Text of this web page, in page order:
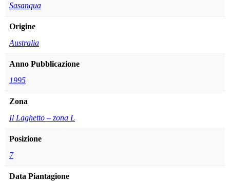
Sasanqua
Origine
Australia
Anno Pubblicazione
1995
Zona
Il Laghetto – zona L
Posizione
7
Data Piantagione